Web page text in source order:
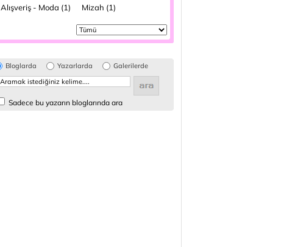
Alışveriş - Moda (1)
Mizah (1)
Bloglarda Yazarlarda Galerilerde
Sadece bu yazarın bloglarında ara